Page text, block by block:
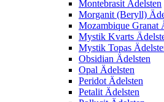
Montebrasit Ädelsten
Morganit (Beryll)
Mozambique Granat
Mystik Kvarts
Mystik Topas
Obsidian Ädelsten
Opal Ädelsten
Peridot Ädelsten
Petalit Ädelsten